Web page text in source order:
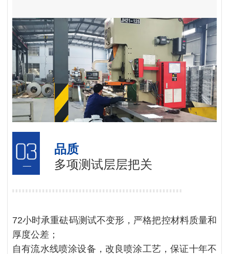
品质
多项测试层层把关
72小时承重砝码测试不变形，严格把控材料质量和
厚度公差；
自有流水线喷涂设备，改良喷涂工艺，保证十年不